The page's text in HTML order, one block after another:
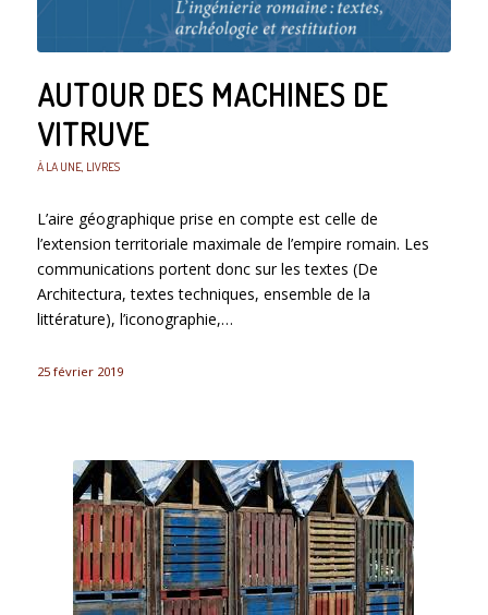
AUTOUR DES MACHINES DE
VITRUVE
À LA UNE, LIVRES
L’aire géographique prise en compte est celle de
l’extension territoriale maximale de l’empire romain. Les
communications portent donc sur les textes (De
Architectura, textes techniques, ensemble de la
littérature), l’iconographie,…
25 février 2019